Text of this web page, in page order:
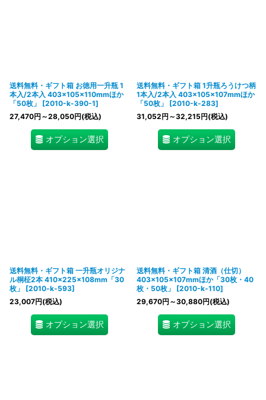
送料無料・ギフト箱 お徳用一升瓶 1
本入/2本入 403×105×110mmほか
「50枚」
[2010-k-390-1]
27,470円 ～28,050円(税込)
オプション選択
送料無料・ギフト箱 1升瓶ろうけつ柄
1本入/2本入 403×105×107mmほか
「50枚」
[2010-k-283]
31,052円 ～32,215円(税込)
オプション選択
送料無料・ギフト箱 一升瓶オリジナ
ル桐柾2本 410×225×108mm「30
枚」
[2010-k-593]
23,007円(税込)
オプション選択
送料無料・ギフト箱 清酒（仕切）
403×105×107mmほか「30枚・40
枚・50枚」
[2010-k-110]
29,670円 ～30,880円(税込)
オプション選択